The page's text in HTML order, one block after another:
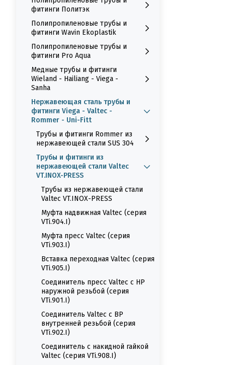
фитинги Политэк
Полипропиленовые трубы и
фитинги Wavin Ekoplastik
Полипропиленовые трубы и
фитинги Pro Aqua
Медные трубы и фитинги
Wieland - Hailiang - Viega -
Sanha
Нержавеющая сталь трубы и
фитинги Viega - Valtec -
Rommer - Uni-Fitt
Трубы и фитинги Rommer из
нержавеющей стали SUS 304
Трубы и фитинги из
нержавеющей стали Valtec
VT.INOX-PRESS
Трубы из нержавеющей стали
Valtec VT.INOX-PRESS
Муфта надвижная Valtec (серия
VTi.904.I)
Муфта пресс Valtec (серия
VTi.903.I)
Вставка переходная Valtec (серия
VTi.905.I)
Соединитель пресс Valtec с НР
наружной резьбой (серия
VTi.901.I)
Соединитель Valtec с ВР
внутренней резьбой (серия
VTi.902.I)
Соединитель с накидной гайкой
Valtec (серия VTi.908.I)